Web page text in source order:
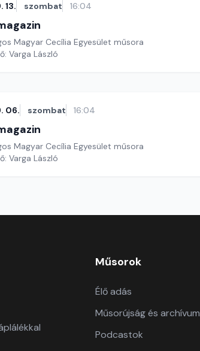
13. szombat 16:04
Magyar Cecília Egyesület műsora
Varga László
06. szombat 16:04
Magyar Cecília Egyesület műsora
Varga László
Műsorok
Élő adás
Műsorújság és archívum
Podcastok